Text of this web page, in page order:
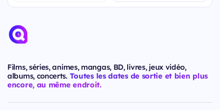
Films, séries, animes, mangas, BD, livres, jeux vidéo,
albums, concerts. Toutes les dates de sortie et bien plus
encore, au même endroit.